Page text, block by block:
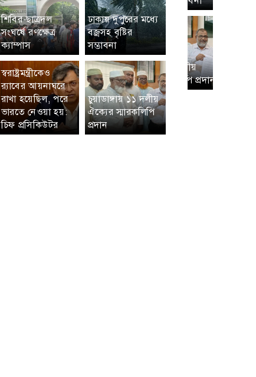
শিবির-ছাত্রদল
সংঘর্ষে রণক্ষেত্র
ক্যাম্পাস
ঢাকায় দুপুরের মধ্যে
বজ্রসহ বৃষ্টির
সম্ভাবনা
স্বরাষ্ট্রমন্ত্রীকেও
র‍্যাবের আয়নাঘরে
রাখা হয়েছিল, পরে
ভারতে নেওয়া হয়:
চিফ প্রসিকিউটর
চুয়াডাঙ্গায় ১১ দলীয়
ঐক্যের স্মারকলিপি
প্রদান